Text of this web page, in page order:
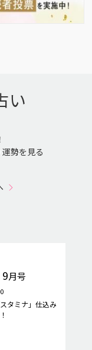
い
勢を見る
9月号
タミナ」仕込み